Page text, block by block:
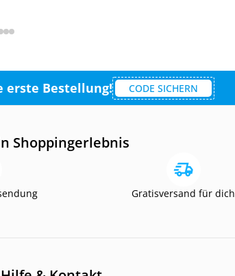
erste Bestellung! CODE SICHERN
Shoppingerlebnis
Gratisversand für dich